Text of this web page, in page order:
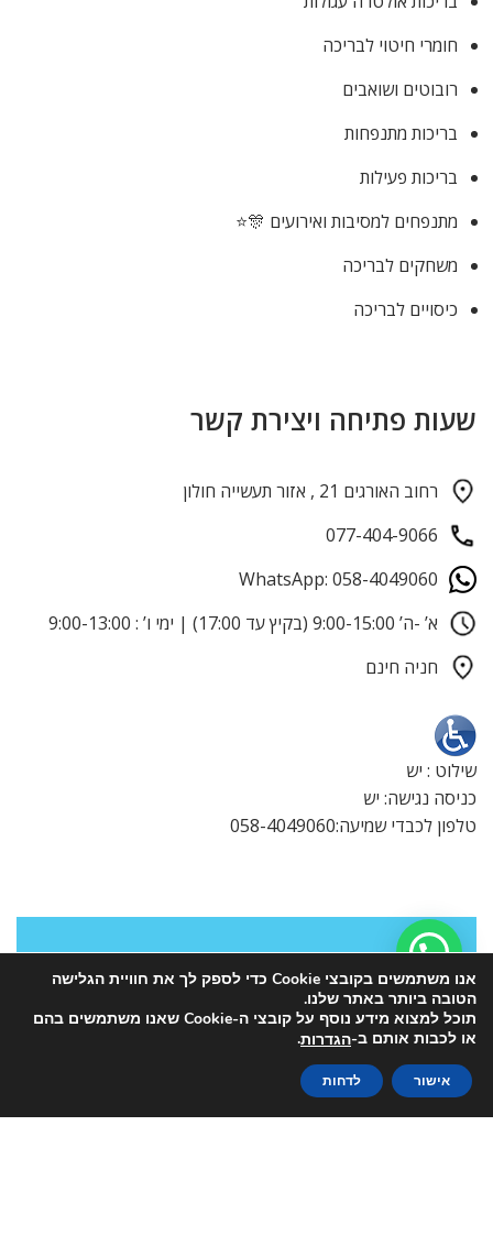
חומרי חיטוי לבריכה
רובוטים ושואבים
בריכות מתנפחות
בריכות פעילות
מתנפחים למסיבות ואירועים 🎊⭐
משחקים לבריכה
כיסויים לבריכה
שעות פתיחה ויצירת קשר
רחוב האורגים 21 , אזור תעשייה חולון
077-404-9066
WhatsApp: 058-4049060
א’ -ה’ 9:00-15:00 (בקיץ עד 17:00) | ימי ו’ : 9:00-13:00
חניה חינם
שילוט : יש
כניסה נגישה: יש
טלפון לכבדי שמיעה:058-4049060
אנו משתמשים בקובצי Cookie כדי לספק לך את חוויית הגלישה
הטובה ביותר באתר שלנו.
תוכל למצוא מידע נוסף על קובצי ה-Cookie שאנו משתמשים בהם
או לכבות אותם ב-הגדרות.
אישור לדחות